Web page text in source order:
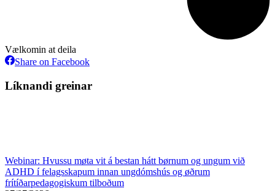
Vælkomin at deila
Share on FacebookShare
Facebook
Líknandi greinar
Webinar: Hvussu møta vit á bestan hátt børnum og ungum við
ADHD í felagsskapum innan ungdómshús og øðrum
frítíðarpedagogiskum tilboðum